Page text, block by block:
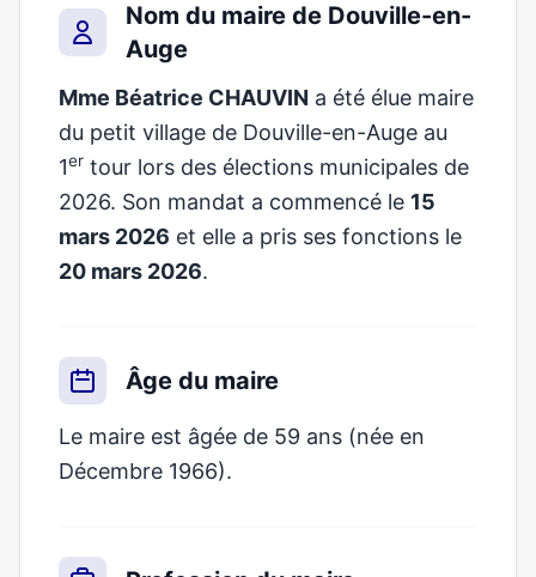
Nom du maire de Douville-en-
Auge
Mme Béatrice CHAUVIN a été élue maire
du petit village de Douville-en-Auge au
1er tour lors des élections municipales de
2026. Son mandat a commencé le 15
mars 2026 et elle a pris ses fonctions le
20 mars 2026.
Âge du maire
Le maire est âgée de 59 ans (née en
Décembre 1966).